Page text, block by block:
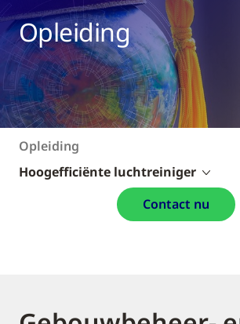
Opleiding
Opleiding
Hoogefficiënte luchtreiniger
Contact nu